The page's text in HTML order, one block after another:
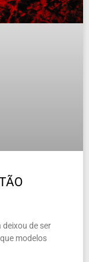
deixou de ser
modelos